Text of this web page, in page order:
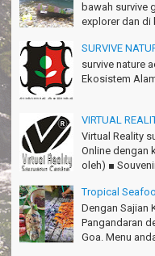
Pokonya seru, Amazing
Thanks Gn.Ciremai mantap
Rian - Surabaya
William - Singapore
TRIms Team surVive atas
Pangandaran
Haturnuhun kang Arief,
Risna - Garut
bawah survive
explorer dan di
SURVIVE
survive nature
Ekosistem
VIRTUAL
Virtual Reality
Online dengan
oleh) ■
Tropical
Dengan Sajian
Pangandaran
Goa. Menu